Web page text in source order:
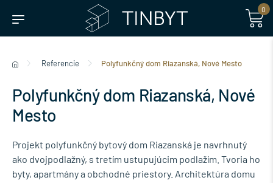
0
Referencie Polyfunkčný dom Riazanská, Nové Mesto
Polyfunkčný dom Riazanská, Nové
Mesto
Projekt polyfunkčný bytový dom Riazanská je navrhnutý
ako dvojpodlažný, s tretím ustupujúcim podlažím. Tvoria ho
byty, apartmány a obchodné priestory. Architektúra domu